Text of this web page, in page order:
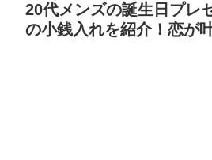
20代メンズの誕生日プレ
の小銭入れを紹介！恋が